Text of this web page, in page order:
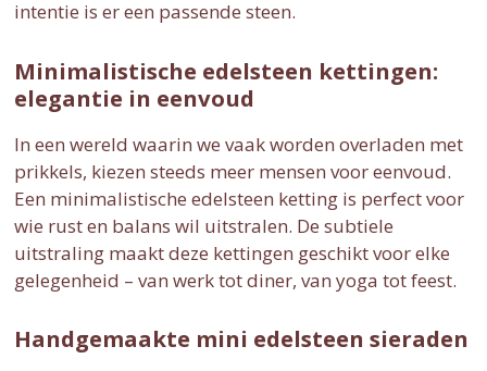
intentie is er een passende steen.
Minimalistische edelsteen kettingen:
elegantie in eenvoud
In een wereld waarin we vaak worden overladen met
prikkels, kiezen steeds meer mensen voor eenvoud.
Een minimalistische edelsteen ketting is perfect voor
wie rust en balans wil uitstralen. De subtiele
uitstraling maakt deze kettingen geschikt voor elke
gelegenheid – van werk tot diner, van yoga tot feest.
Handgemaakte mini edelsteen sieraden